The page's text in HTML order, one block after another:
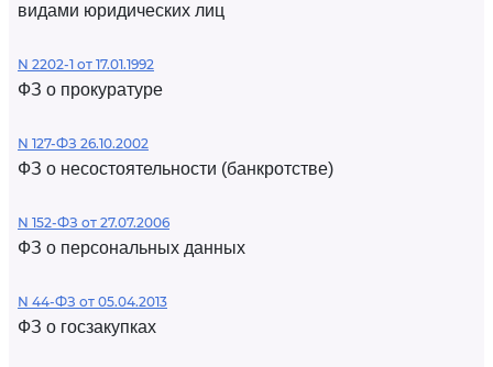
видами юридических лиц
N 2202-1 от 17.01.1992
ФЗ о прокуратуре
N 127-ФЗ 26.10.2002
ФЗ о несостоятельности (банкротстве)
N 152-ФЗ от 27.07.2006
ФЗ о персональных данных
N 44-ФЗ от 05.04.2013
ФЗ о госзакупках